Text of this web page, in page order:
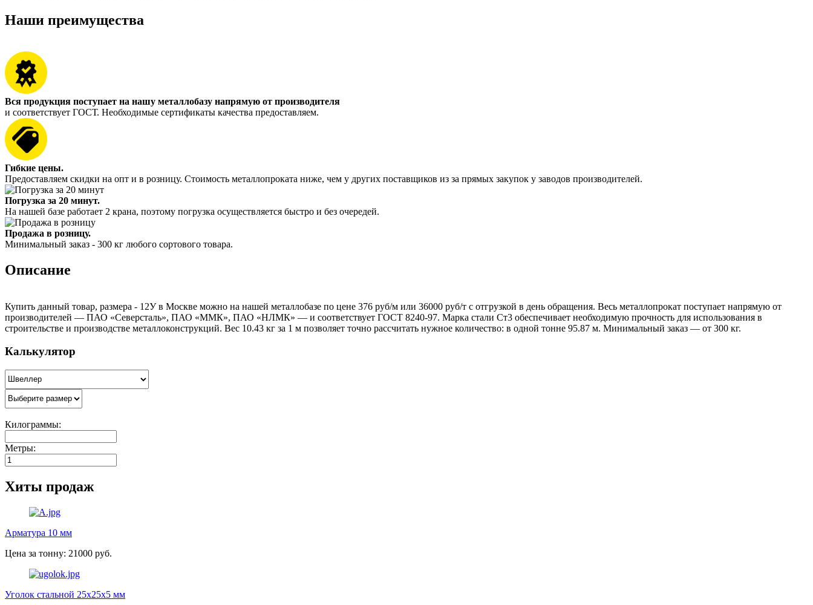
Наши преимущества
Вся продукция поступает на нашу металлобазу напрямую от производителя
и соответствует ГОСТ. Необходимые сертификаты качества предоставляем.
Гибкие цены.
Предоставляем скидки на опт и в розницу. Стоимость металлопроката ниже, чем у других поставщиков из за прямых закупок у заводов производителей.
Погрузка за 20 минут.
На нашей базе работает 2 крана, поэтому погрузка осуществляется быстро и без очередей.
Продажа в розницу.
Минимальный заказ - 300 кг любого сортового товара.
Описание
Купить данный товар, размера - 12У в Москве можно на нашей металлобазе по цене 376 руб/м или 36000 руб/т с отгрузкой в день обращения. Весь металлопрокат поступает напрямую от
производителей — ПАО «Северсталь», ПАО «ММК», ПАО «НЛМК» — и соответствует ГОСТ 8240-97. Марка стали Ст3 обеспечивает необходимую прочность для использования в
строительстве и производстве металлоконструкций. Вес 10.43 кг за 1 м позволяет точно рассчитать нужное количество: в одной тонне 95.87 м. Минимальный заказ — от 300 кг.
Калькулятор
Килограммы:
Метры:
Хиты продаж
Арматура 10 мм
Цена за тонну: 21000 руб.
Уголок стальной 25х25х5 мм